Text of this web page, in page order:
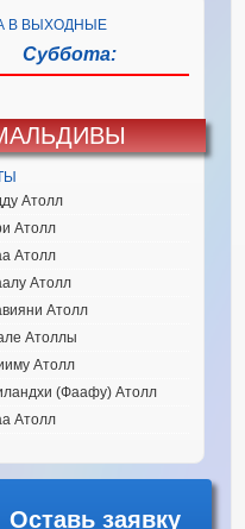
В ВЫХОДНЫЕ
Суббота:
Атолл
Атолл
Атолл
Атолл
Атолл
Атоллы
Атолл
(Фаафу) Атолл
Атолл
Оставь заявку